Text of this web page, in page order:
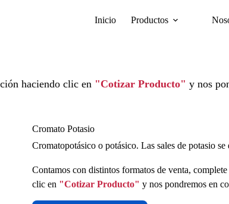
Inicio Productos
haciendo clic en "Cotizar Producto" y nos
Cromato Potasio
Cromatopotásico o potásico. Las sales de potasio
Contamos con distintos formatos de venta,
clic en "Cotizar Producto" y nos pondremos en